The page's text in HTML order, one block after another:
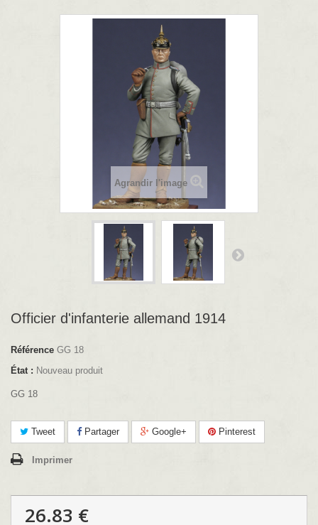
Agrandir l'image
Officier d'infanterie allemand 1914
Référence GG 18
État : Nouveau produit
GG 18
Tweet Partager Google+ Pinterest
Imprimer
26.83 €